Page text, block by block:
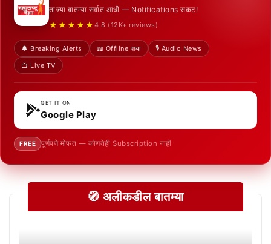
ताज्या बातम्या सर्वात आधी — Notifications सकट!
★★★★★ 4.8 (12K+ reviews)
🔔 Breaking Alerts 📖 Offline वाचा
🎙️ Audio News
📺 Live TV
GET IT ON
Google Play
FREE पूर्णपणे मोफत — कोणतेही Subscription नाही
🧭 अलीकडील बातम्या